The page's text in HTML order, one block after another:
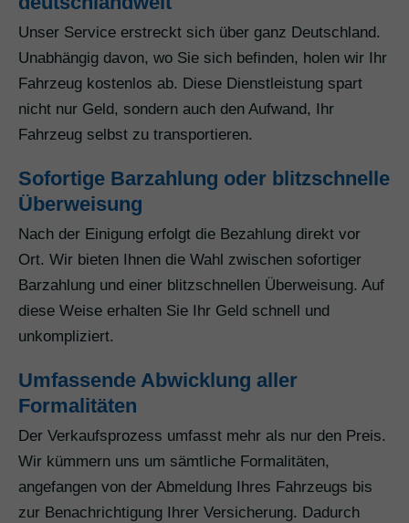
Unser Service erstreckt sich über ganz Deutschland.
Unabhängig davon, wo Sie sich befinden, holen wir Ihr
Fahrzeug kostenlos ab. Diese Dienstleistung spart
nicht nur Geld, sondern auch den Aufwand, Ihr
Fahrzeug selbst zu transportieren.
Sofortige Barzahlung oder blitzschnelle
Überweisung
Nach der Einigung erfolgt die Bezahlung direkt vor
Ort. Wir bieten Ihnen die Wahl zwischen sofortiger
Barzahlung und einer blitzschnellen Überweisung. Auf
diese Weise erhalten Sie Ihr Geld schnell und
unkompliziert.
Umfassende Abwicklung aller
Formalitäten
Der Verkaufsprozess umfasst mehr als nur den Preis.
Wir kümmern uns um sämtliche Formalitäten,
angefangen von der Abmeldung Ihres Fahrzeugs bis
zur Benachrichtigung Ihrer Versicherung. Dadurch